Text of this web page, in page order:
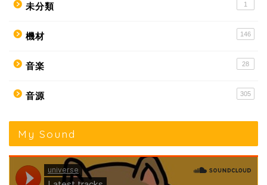
未分類 1
機材 146
音楽 28
音源 305
My Sound